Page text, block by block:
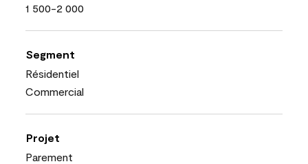
1 500-2 000
Segment
Résidentiel
Commercial
Projet
Parement